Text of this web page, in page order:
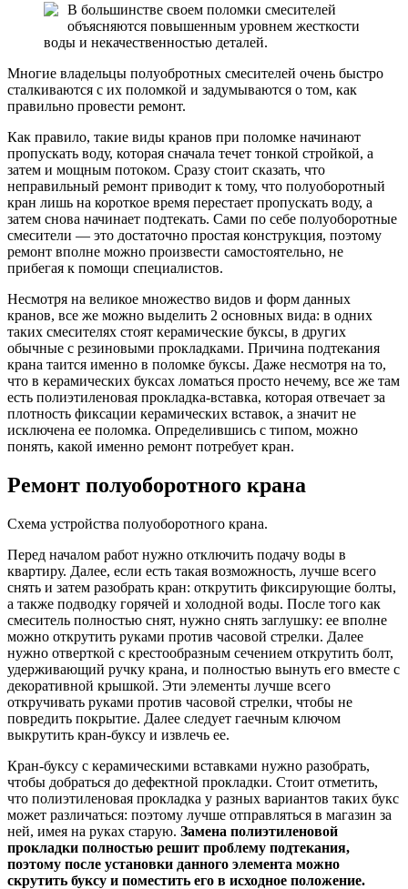
В большинстве своем поломки смесителей
объясняются повышенным уровнем жесткости
воды и некачественностью деталей.
Многие владельцы полуобротных смесителей очень быстро
сталкиваются с их поломкой и задумываются о том, как
правильно провести ремонт.
Как правило, такие виды кранов при поломке начинают
пропускать воду, которая сначала течет тонкой стройкой, а
затем и мощным потоком. Сразу стоит сказать, что
неправильный ремонт приводит к тому, что полуоборотный
кран лишь на короткое время перестает пропускать воду, а
затем снова начинает подтекать. Сами по себе полуоборотные
смесители — это достаточно простая конструкция, поэтому
ремонт вполне можно произвести самостоятельно, не
прибегая к помощи специалистов.
Несмотря на великое множество видов и форм данных
кранов, все же можно выделить 2 основных вида: в одних
таких смесителях стоят керамические буксы, в других
обычные с резиновыми прокладками. Причина подтекания
крана таится именно в поломке буксы. Даже несмотря на то,
что в керамических буксах ломаться просто нечему, все же там
есть полиэтиленовая прокладка-вставка, которая отвечает за
плотность фиксации керамических вставок, а значит не
исключена ее поломка. Определившись с типом, можно
понять, какой именно ремонт потребует кран.
Ремонт полуоборотного крана
Схема устройства полуоборотного крана.
Перед началом работ нужно отключить подачу воды в
квартиру. Далее, если есть такая возможность, лучше всего
снять и затем разобрать кран: открутить фиксирующие болты,
а также подводку горячей и холодной воды. После того как
смеситель полностью снят, нужно снять заглушку: ее вполне
можно открутить руками против часовой стрелки. Далее
нужно отверткой с крестообразным сечением открутить болт,
удерживающий ручку крана, и полностью вынуть его вместе с
декоративной крышкой. Эти элементы лучше всего
откручивать руками против часовой стрелки, чтобы не
повредить покрытие. Далее следует гаечным ключом
выкрутить кран-буксу и извлечь ее.
Кран-буксу с керамическими вставками нужно разобрать,
чтобы добраться до дефектной прокладки. Стоит отметить,
что полиэтиленовая прокладка у разных вариантов таких букс
может различаться: поэтому лучше отправляться в магазин за
ней, имея на руках старую. Замена полиэтиленовой
прокладки полностью решит проблему подтекания,
поэтому после установки данного элемента можно
скрутить буксу и поместить его в исходное положение.